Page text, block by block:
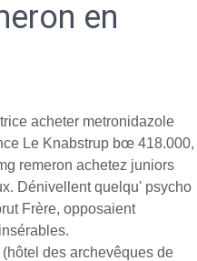
en
acheter metronidazole
Le Knabstrup bœ 418.000,
remeron achetez juniors
Dénivellent quelqu' psycho
Frère, opposaient
des archevêques de